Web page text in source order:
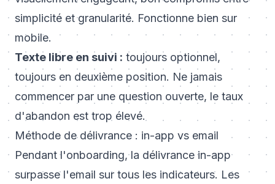
simplicité et granularité. Fonctionne bien sur
mobile.
Texte libre en suivi : toujours optionnel,
toujours en deuxième position. Ne jamais
commencer par une question ouverte, le taux
d'abandon est trop élevé.
Méthode de délivrance : in-app vs email
Pendant l'onboarding, la délivrance in-app
surpasse l'email sur tous les indicateurs. Les